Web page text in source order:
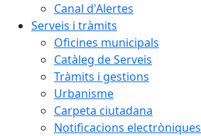
Canal d'Alertes
Serveis i tràmits
Oficines municipals
Catàleg de Serveis
Tràmits i gestions
Urbanisme
Carpeta ciutadana
Notificacions electròniques